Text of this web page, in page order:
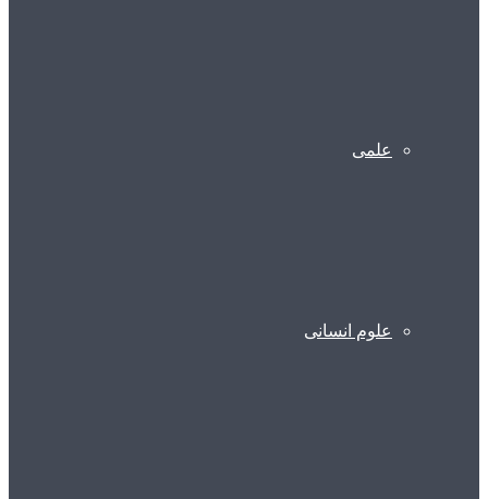
علمی
علوم انسانی